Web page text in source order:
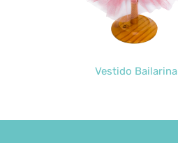
Vestido Bailarina